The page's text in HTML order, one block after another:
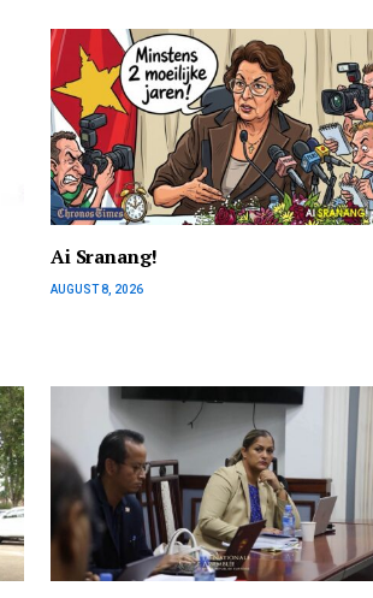
Ai Sranang!
AUGUST 8, 2026